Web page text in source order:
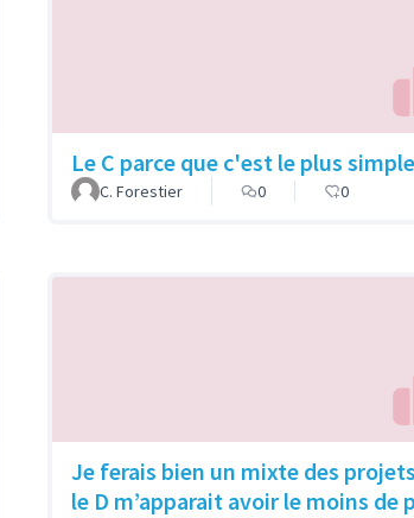
Le C parce que c'est le plus simple
C. Forestier 0 0
Je ferais bien un mixte des
le D m’apparait avoir le moins de